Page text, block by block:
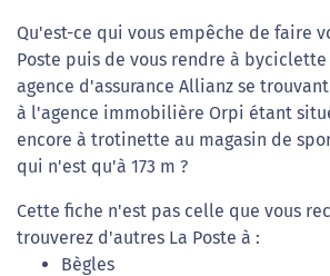
Qu'est-ce qui vous empêche de faire
Poste puis de vous rendre à
agence d'assurance Allianz se
à l'agence immobilière Orpi étant
encore à trotinette au magasin de
qui n'est qu'à 173 m ?
Cette fiche n'est pas celle que vous
trouverez d'autres La Poste à :
Bègles